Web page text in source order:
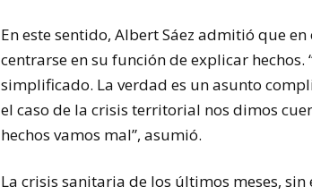
En este sentido, Albert Sáez admitió que
centrarse en su función de explicar
simplificado. La verdad es un asunto
el caso de la crisis territorial nos dimos
hechos vamos mal”, asumió.
La crisis sanitaria de los últimos meses,